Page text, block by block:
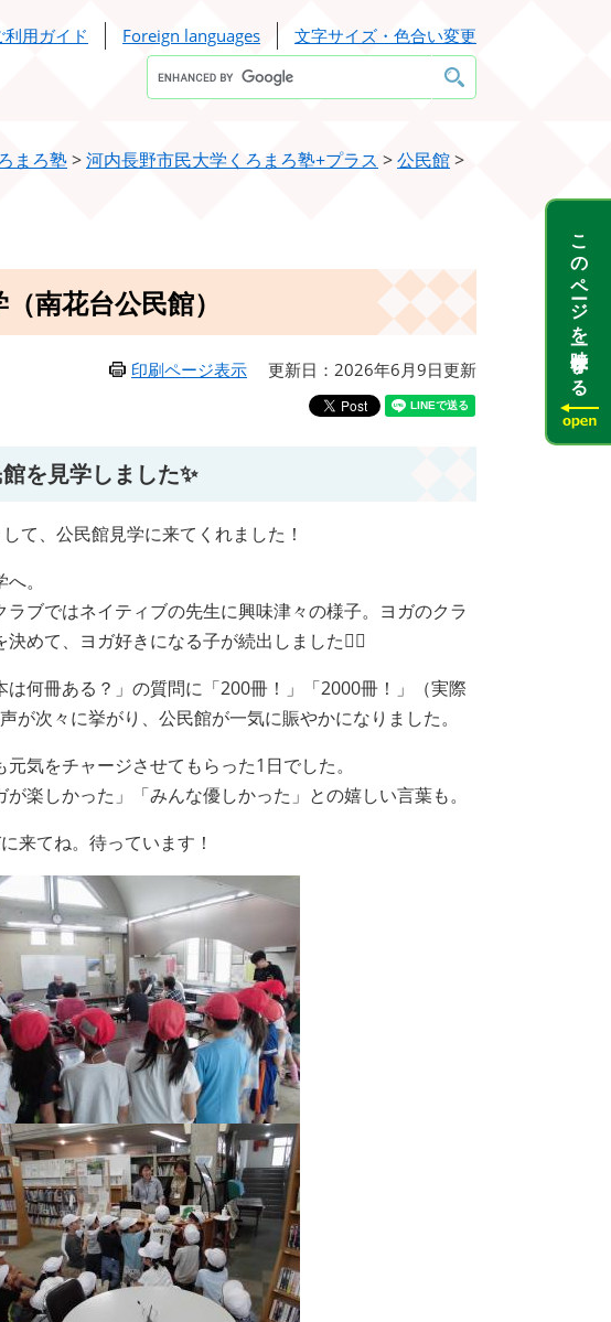
利用ガイド Foreign languages
文字サイズ・色合い変更
Google
カ
ス
索
まろ塾>河内長野市民大学くろまろ塾+プラス >公民館>
南花台公民館）
印刷ページ表示 更新日：2026年6月9日更新
を見学しました✨
て、公民館見学に来てくれました！
。
ブではネイティブの先生に興味津々の様子。ヨガのクラ
めて、ヨガ好きになる子が続出しました🧘‍♂️
何冊ある？」の質問に「200冊！」「2000冊！」（実際
次々に挙がり、公民館が一気に賑やかになりました。
気をチャージさせてもらった1日でした。
楽しかった」「みんな優しかった」との嬉しい言葉も。
来てね。待っています！
このページを一時保存する